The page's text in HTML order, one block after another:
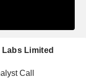
Limited
Call